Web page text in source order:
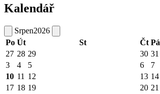
Kalendář
Srpen2026
Po Út St Čt Pá
27 28 29 30 31
3
4 5 6 7
10 11 12 13 14
17 18 19 20 21